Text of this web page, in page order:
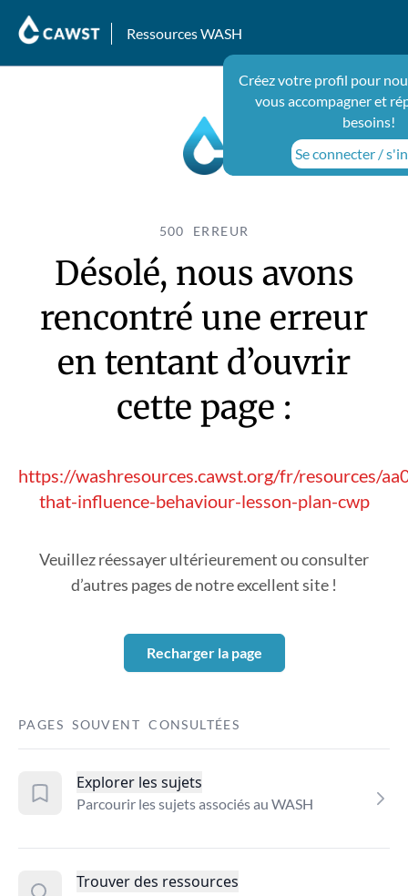
Ressources WASH
Créez votre profil pour
vous accompagner et
besoins!
Se connecter /
500 ERREUR
Désolé, nous avons
rencontré une erreur
en tentant d’ouvrir
cette page :
https://washresources.cawst.org/fr/resources/
that-influence-behaviour-lesson-plan-cwp
Veuillez réessayer ultérieurement ou consulter
d’autres pages de notre excellent site !
Recharger la page
PAGES SOUVENT CONSULTÉES
Explorer les sujets
Parcourir les sujets associés au WASH
Trouver des ressources